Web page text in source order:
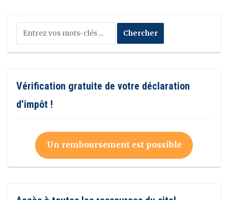
Vérification gratuite de votre déclaration
d’impôt !
Un remboursement est possible